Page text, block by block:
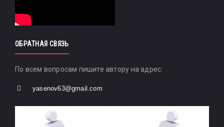
ОБРАТНАЯ СВЯЗЬ
По всем вопросам пишите автору на адрес:
yasenov63@gmail.com